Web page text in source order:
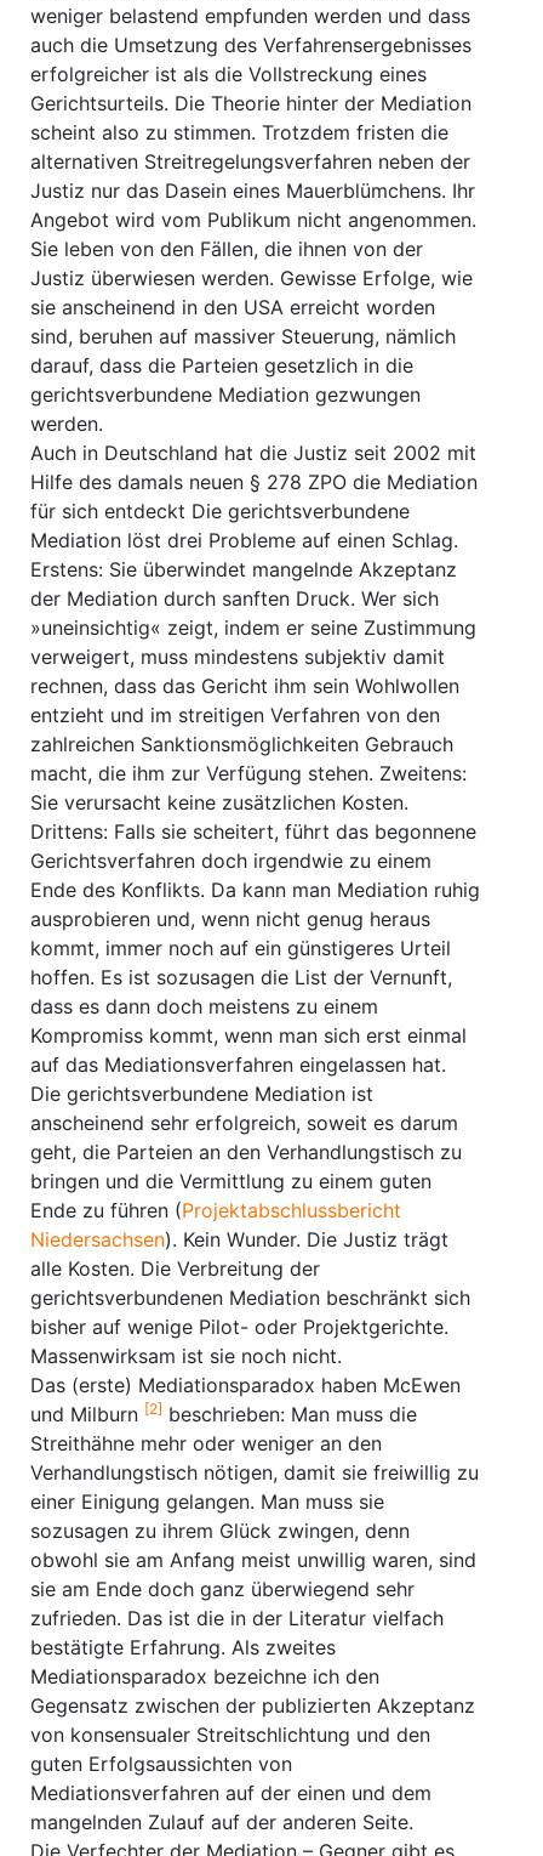
weniger belastend empfunden werden und dass
auch die Umsetzung des Verfahrensergebnisses
erfolgreicher ist als die Vollstreckung eines
Gerichtsurteils. Die Theorie hinter der Mediation
scheint also zu stimmen. Trotzdem fristen die
alternativen Streitregelungsverfahren neben der
Justiz nur das Dasein eines Mauerblümchens. Ihr
Angebot wird vom Publikum nicht angenommen.
Sie leben von den Fällen, die ihnen von der
Justiz überwiesen werden. Gewisse Erfolge, wie
sie anscheinend in den USA erreicht worden
sind, beruhen auf massiver Steuerung, nämlich
darauf, dass die Parteien gesetzlich in die
gerichtsverbundene Mediation gezwungen
werden.
Auch in Deutschland hat die Justiz seit 2002 mit
Hilfe des damals neuen § 278 ZPO die Mediation
für sich entdeckt Die gerichtsverbundene
Mediation löst drei Probleme auf einen Schlag.
Erstens: Sie überwindet mangelnde Akzeptanz
der Mediation durch sanften Druck. Wer sich
»uneinsichtig« zeigt, indem er seine Zustimmung
verweigert, muss mindestens subjektiv damit
rechnen, dass das Gericht ihm sein Wohlwollen
entzieht und im streitigen Verfahren von den
zahlreichen Sanktionsmöglichkeiten Gebrauch
macht, die ihm zur Verfügung stehen. Zweitens:
Sie verursacht keine zusätzlichen Kosten.
Drittens: Falls sie scheitert, führt das begonnene
Gerichtsverfahren doch irgendwie zu einem
Ende des Konflikts. Da kann man Mediation ruhig
ausprobieren und, wenn nicht genug heraus
kommt, immer noch auf ein günstigeres Urteil
hoffen. Es ist sozusagen die List der Vernunft,
dass es dann doch meistens zu einem
Kompromiss kommt, wenn man sich erst einmal
auf das Mediationsverfahren eingelassen hat.
Die gerichtsverbundene Mediation ist
anscheinend sehr erfolgreich, soweit es darum
geht, die Parteien an den Verhandlungstisch zu
bringen und die Vermittlung zu einem guten
Ende zu führen (Projektabschlussbericht
Niedersachsen). Kein Wunder. Die Justiz trägt
alle Kosten. Die Verbreitung der
gerichtsverbundenen Mediation beschränkt sich
bisher auf wenige Pilot- oder Projektgerichte.
Massenwirksam ist sie noch nicht.
Das (erste) Mediationsparadox haben McEwen
und Milburn [2] beschrieben: Man muss die
Streithähne mehr oder weniger an den
Verhandlungstisch nötigen, damit sie freiwillig zu
einer Einigung gelangen. Man muss sie
sozusagen zu ihrem Glück zwingen, denn
obwohl sie am Anfang meist unwillig waren, sind
sie am Ende doch ganz überwiegend sehr
zufrieden. Das ist die in der Literatur vielfach
bestätigte Erfahrung. Als zweites
Mediationsparadox bezeichne ich den
Gegensatz zwischen der publizierten Akzeptanz
von konsensualer Streitschlichtung und den
guten Erfolgsaussichten von
Mediationsverfahren auf der einen und dem
mangelnden Zulauf auf der anderen Seite.
Die Verfechter der Mediation – Gegner gibt es